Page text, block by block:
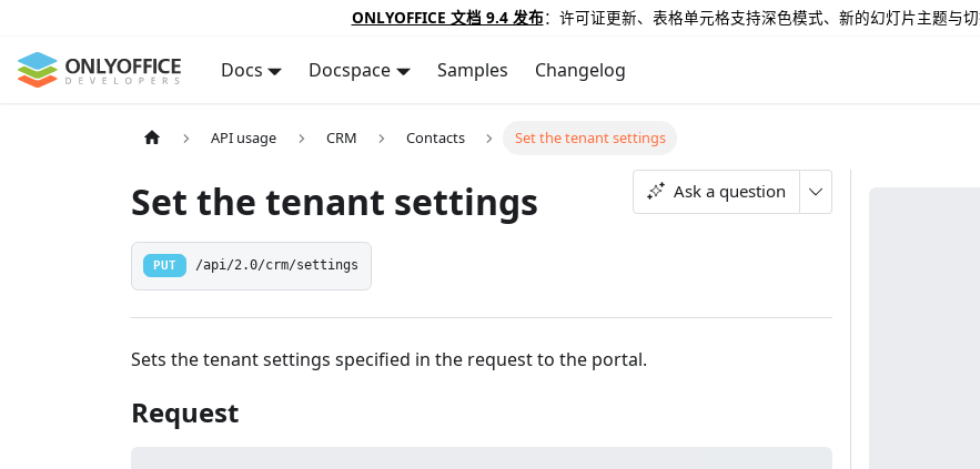
ONLYOFFICE 文档 9.4 发布：许可证更新、表格单元格支持深色模式、新的幻灯片主题与切
Docs Docspace Samples Changelog
API usage CRM Contacts Set the tenant settings
Set the tenant settings Ask a question
PUT /api/2.0/crm/settings
Sets the tenant settings specified in the request to the portal.
Request